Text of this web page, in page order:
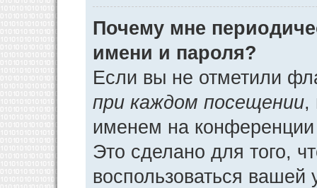
Почему мне
имени и пароля?
Если вы не отметили
при каждом посещении,
именем на конференции
Это сделано для того,
воспользоваться